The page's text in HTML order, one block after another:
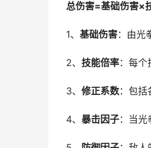
总伤害=基础伤害×
1、 基础伤害：由光
2、 技能倍率：每个
3、 修正系数：包括
4、 暴击因子：当光